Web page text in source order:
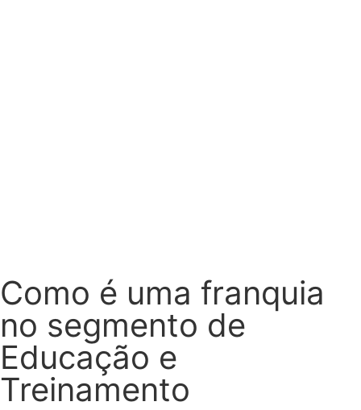
Como é uma franquia
no segmento de
Educação e
Treinamento